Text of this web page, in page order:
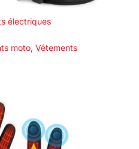
électriques
moto, Vêtements